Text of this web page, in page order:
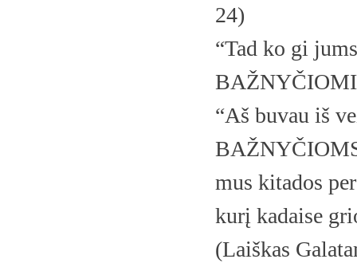
24)
“Tad ko gi
“Aš buvau iš
mus kitados
kurį kadaise
(Laiškas